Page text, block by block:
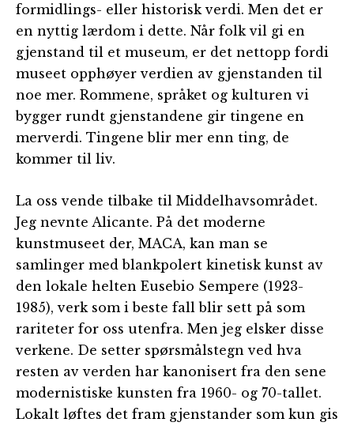
formidlings- eller historisk verdi. Men det er
en nyttig lærdom i dette. Når folk vil gi en
gjenstand til et museum, er det nettopp fordi
museet opphøyer verdien av gjenstanden til
noe mer. Rommene, språket og kulturen vi
bygger rundt gjenstandene gir tingene en
merverdi. Tingene blir mer enn ting, de
kommer til liv.
La oss vende tilbake til Middelhavsområdet.
Jeg nevnte Alicante. På det moderne
kunstmuseet der, MACA, kan man se
samlinger med blankpolert kinetisk kunst av
den lokale helten Eusebio Sempere (1923-
1985), verk som i beste fall blir sett på som
rariteter for oss utenfra. Men jeg elsker disse
verkene. De setter spørsmålstegn ved hva
resten av verden har kanonisert fra den sene
modernistiske kunsten fra 1960- og 70-tallet.
Lokalt løftes det fram gjenstander som kun gis